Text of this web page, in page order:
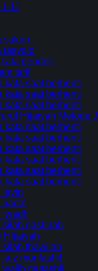
11
sukun
tasydid
pendek
tarif
kata saat berhenti
kata saat berhenti
kata saat berhenti
Hijaiyah Metode
kata saat berhenti
kata saat berhenti
kata saat berhenti
kata saat berhenti
kata saat berhenti
kata saat berhenti
layin
iwadh
qashirah
Hijaiyah
silah thawilah
munfashil
mutashil